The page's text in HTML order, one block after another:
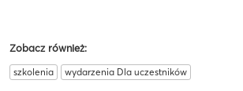
Zobacz również:
szkolenia wydarzenia Dla uczestników